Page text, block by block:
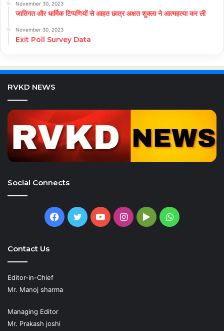
November 30, 2023
जातिगत और धार्मिक टिप्पणियों से आहत छात्र अक्षत शुक्ला ने आत्महत्या कर ली
November 30, 2023
Exit Poll Survey Data
RVKD NEWS
Social Connects
Facebook
TwitterYouTubeInstagram
GoogleWhatsApp
Contact Us
Editor-in-Chief
Mr. Manoj sharma
Managing Editor
Mr. Prakash joshi